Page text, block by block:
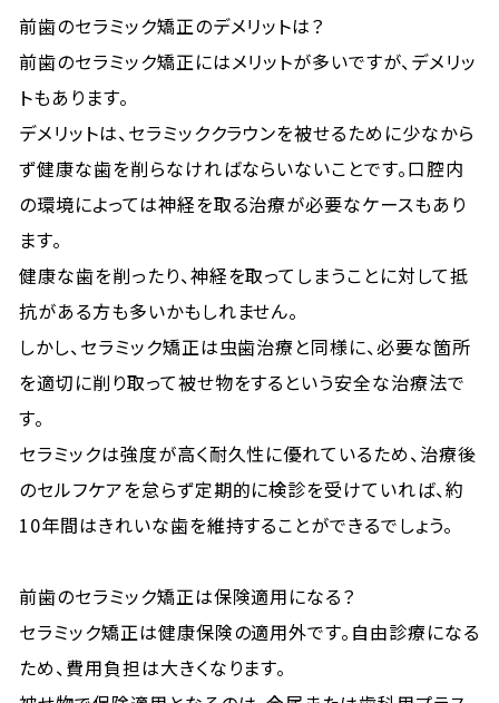
前歯のセラミック矯正のデメリットは？
前歯のセラミック矯正にはメリットが多いですが、デメリッ
トもあります。
デメリットは、セラミッククラウンを被せるために少なから
ず健康な歯を削らなければならいないことです。口腔内
の環境によっては神経を取る治療が必要なケースもあり
ます。
健康な歯を削ったり、神経を取ってしまうことに対して抵
抗がある方も多いかもしれません。
しかし、セラミック矯正は虫歯治療と同様に、必要な箇所
を適切に削り取って被せ物をするという安全な治療法で
す。
セラミックは強度が高く耐久性に優れているため、治療後
のセルフケアを怠らず定期的に検診を受けていれば、約
10年間はきれいな歯を維持することができるでしょう。
前歯のセラミック矯正は保険適用になる？
セラミック矯正は健康保険の適用外です。自由診療になる
ため、費用負担は大きくなります。